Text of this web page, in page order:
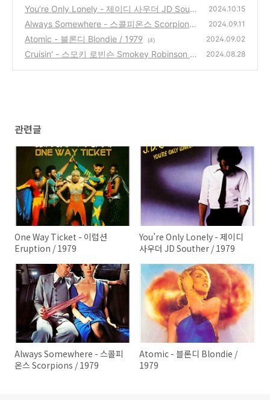
You’re Only Lonely - 제이디 사우더 JD Sout
her / 1979
(2)
2024.10.15
Always Somewhere - 스콜피온스 Scorpions
/ 1979
2024.09.11
Atomic - 블론디 Blondie / 1979 (4) 2024.09.02
Cruisin' - 스모키 로빈슨 Smokey Robinson /
2024.08.28
관련글
One Way Ticket - 이럽션
Eruption / 1979
You’re Only Lonely - 제이디
사우더 JD Souther / 1979
Always Somewhere - 스콜피
온스 Scorpions / 1979
Atomic - 블론디 Blondie /
1979